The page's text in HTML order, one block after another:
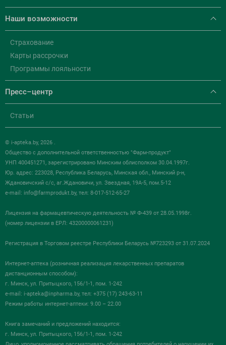
Наши возможности
Страхование
Карты рассрочки
Программы лояльности
Пресс–центр
Статьи
© i-apteka.by, 2026 .
Общество с дополнительной ответственностью "Фарм-продукт"
УНП 400451271, зарегистрировано Минским облисполком 30.04.1997г.
Юр. адрес: 223028, Республика Беларусь, Минская обл., Минский р-н,
Ждановичский с/с, аг.Ждановичи, ул. Звездная, 19А-5, пом.5-12
e-mail: info@farmprodukt.by, тел: 8-017-512-65-27
Лицензия на фармацевтическую деятельность № Ф-439 от 28.05.1998г.
(номер лицензии в ЕРЛ: 43200000061231)
Регистрация в Торговом реестре Республики Беларусь №723293 от 31.07.2024
Интернет-аптека (розничная реализация лекарственных препаратов
дистанционным способом):
г. Минск, ул. Притыцкого, 156/1-1, пом. 1-242
e-mail: i-apteka@inpharma.by, тел: +375 (17) 243-63-11
Режим работы интернет-аптеки: 9.00 – 22.00
Книга замечаний и предложений находится:
г. Минск, ул. Притыцкого, 156/1-1, пом. 1-242